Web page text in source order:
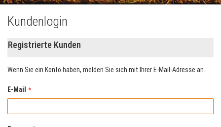
Kundenlogin
Registrierte Kunden
Wenn Sie ein Konto haben, melden Sie sich mit Ihrer E-Mail-Adresse an.
E-Mail